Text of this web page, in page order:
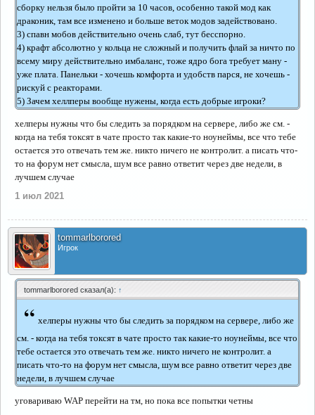
сборку нельзя было пройти за 10 часов, особенно такой мод как
драконик, там все изменено и больше веток модов задействовано.
3) спавн мобов действительно очень слаб, тут бесспорно.
4) крафт абсолютно у кольца не сложный и получить флай за ничто по
всему миру действительно имбаланс, тоже ядро бога требует ману -
уже плата. Панельки - хочешь комфорта и удобств парся, не хочешь -
рискуй с реакторами.
5) Зачем хеллперы вообще нужены, когда есть добрые игроки?
хелперы нужны что бы следить за порядком на сервере, либо же см. -
когда на тебя токсят в чате просто так какие-то ноунеймы, все что тебе
остается это отвечать тем же. никто ничего не контролит. а писать что-
то на форум нет смысла, шум все равно ответит через две недели, в
лучшем случае
1 июл 2021
tommarlborored
Игрок
tommarlborored сказал(а): ↑
“ хелперы нужны что бы следить за порядком на сервере, либо же
см. - когда на тебя токсят в чате просто так какие-то ноунеймы, все что
тебе остается это отвечать тем же. никто ничего не контролит. а
писать что-то на форум нет смысла, шум все равно ответит через две
недели, в лучшем случае
уговариваю WAP перейти на тм, но пока все попытки четны